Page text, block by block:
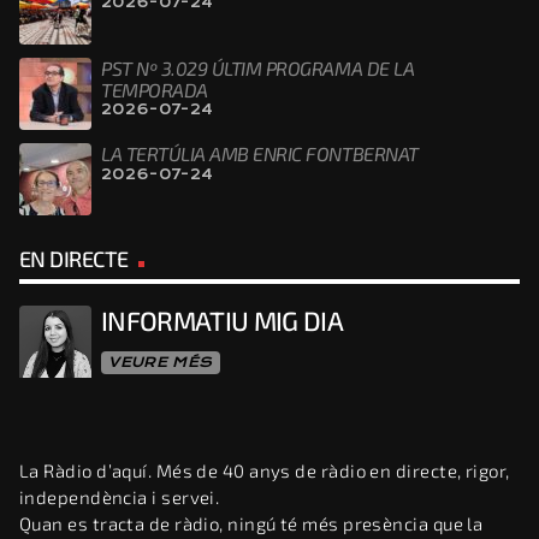
PST Nº 3.029 ÚLTIM PROGRAMA DE LA
TEMPORADA
2026-07-24
LA TERTÚLIA AMB ENRIC FONTBERNAT
2026-07-24
EN DIRECTE
INFORMATIU MIG DIA
VEURE MÉS
La Ràdio d’aquí. Més de 40 anys de ràdio en directe, rigor,
independència i servei.
Quan es tracta de ràdio, ningú té més presència que la